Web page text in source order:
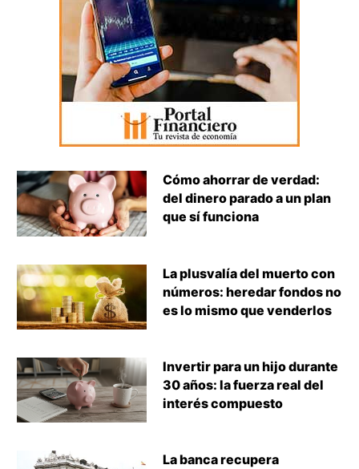
Cómo ahorrar de verdad:
del dinero parado a un plan
que sí funciona
La plusvalía del muerto con
números: heredar fondos no
es lo mismo que venderlos
Invertir para un hijo durante
30 años: la fuerza real del
interés compuesto
La banca recupera